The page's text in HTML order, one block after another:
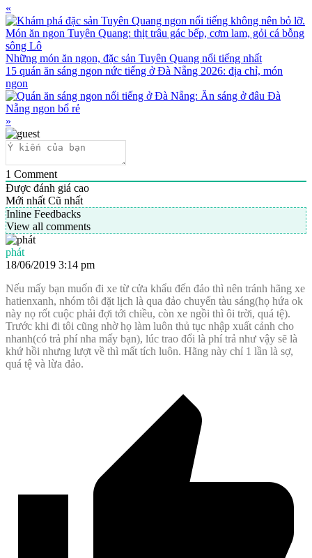
Previous
Post:
«
Những món ăn ngon, đặc sản Tuyên Quang nổi tiếng nhất
Next
Post:
15 quán ăn sáng ngon nức tiếng ở Đà Nẵng 2026: địa chỉ, món
ngon
»
1 Comment
Được đánh giá cao
Mới nhất Cũ nhất
Inline Feedbacks
View all comments
phát
18/06/2019 3:14 pm
Nếu mấy bạn muốn đi xe từ cửa khẩu đến đảo thì nên tránh hãng xe
hatienxanh, nhóm tôi đặt lịch là qua đảo chuyến tàu sáng(họ hứa ok
này nọ rốt cuộc phải đợi tới chiều, còn xe ngồi thì ôi trời, quá tệ).
Trước khi đi tôi cũng nhờ họ làm luôn thủ tục nhập xuất cảnh cho
nhanh(có trả phí nha mấy bạn), lúc trao đổi là phí trả như vậy sẽ là
khứ hồi nhưng lượt về thì mất tích luôn. Hãng này chỉ 1 lần là sợ,
quá tệ và lừa đảo.